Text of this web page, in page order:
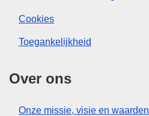
Cookies
Toegankelijkheid
Over ons
Onze missie, visie en waarden